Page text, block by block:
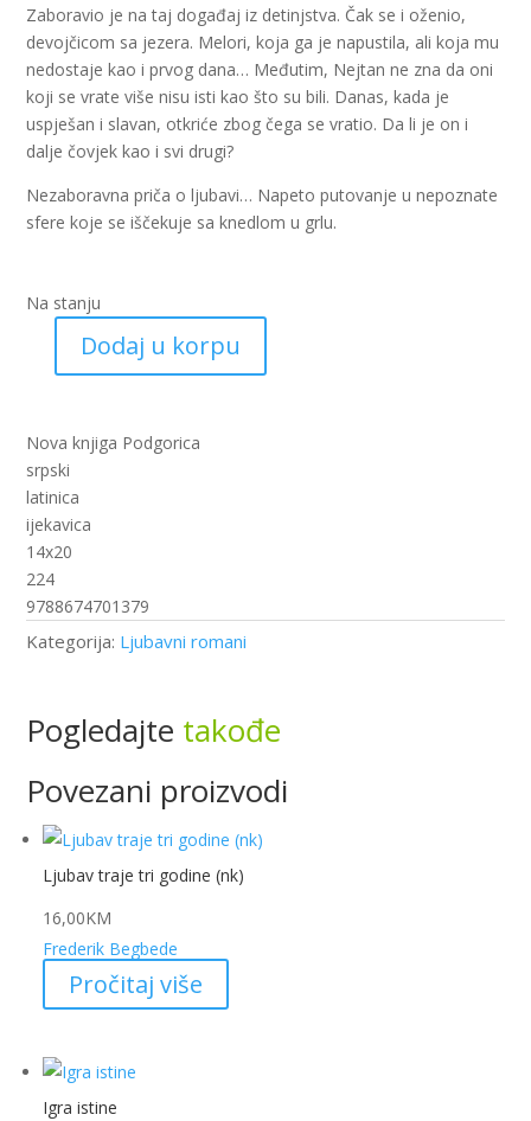
Zaboravio je na taj događaj iz detinjstva. Čak se i oženio,
devojčicom sa jezera. Melori, koja ga je napustila, ali koja mu
nedostaje kao i prvog dana… Međutim, Nejtan ne zna da oni
koji se vrate više nisu isti kao što su bili. Danas, kada je
uspješan i slavan, otkriće zbog čega se vratio. Da li je on i
dalje čovjek kao i svi drugi?
Nezaboravna priča o ljubavi… Napeto putovanje u nepoznate
sfere koje se iščekuje sa knedlom u grlu.
Na stanju
volim
(nk)
količina
Dodaj u korpu
Nova knjiga Podgorica
srpski
latinica
ijekavica
14x20
224
9788674701379
Kategorija: Ljubavni romani
Pogledajte takođe
Povezani proizvodi
Ljubav traje tri godine (nk)
16,00KM
Frederik Begbede
Pročitaj više
Igra istine